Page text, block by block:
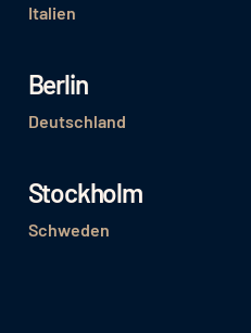
Italien
Berlin
Deutschland
Stockholm
Schweden